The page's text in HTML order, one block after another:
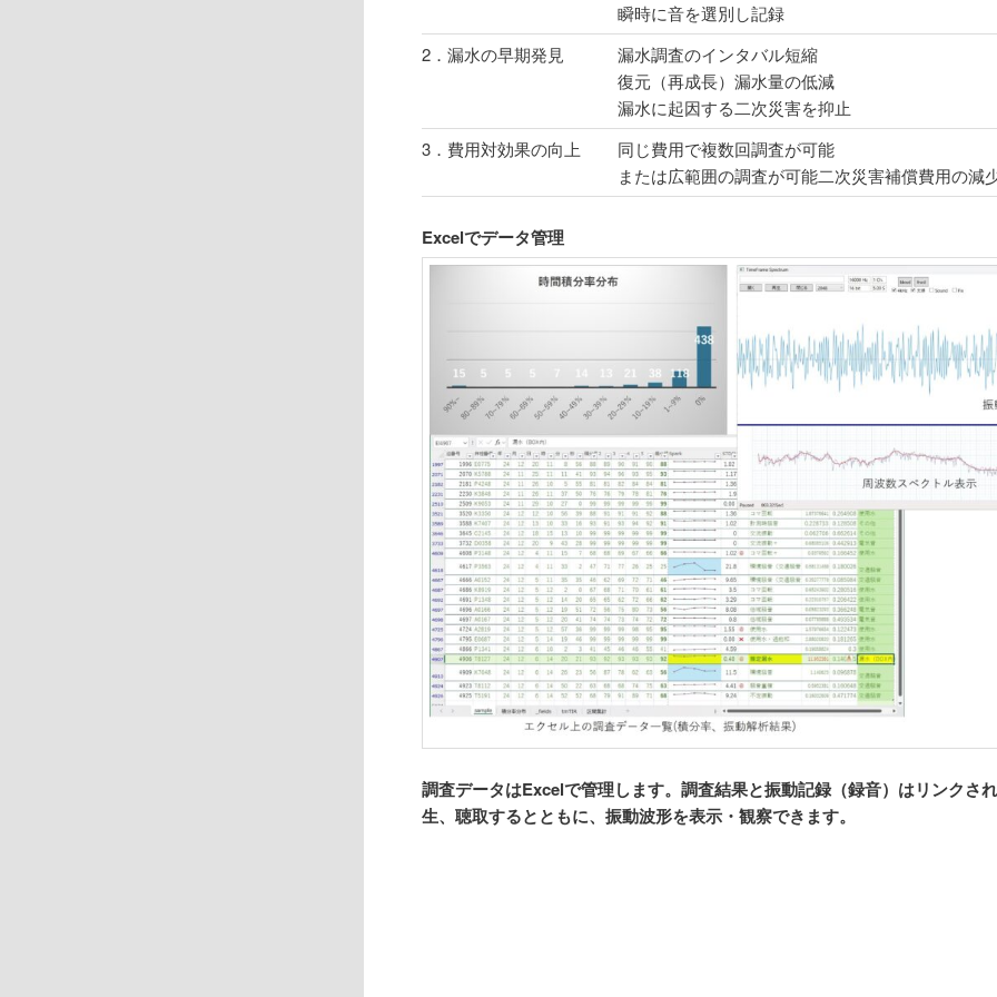
瞬時に音を選別し記録
2．漏水の早期発見
漏水調査のインタバル短縮
復元（再成長）漏水量の低減
漏水に起因する二次災害を抑止
3．費用対効果の向上
同じ費用で複数回調査が可能
または広範囲の調査が可能二次災害補償費用の減
Excelでデータ管理
調査データはExcelで管理します。調査結果と振動記録（録音）はリンクさ
生、聴取するとともに、振動波形を表示・観察できます。